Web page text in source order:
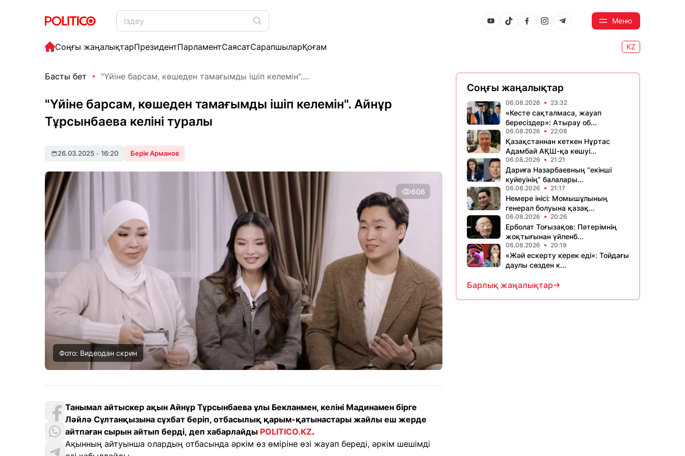
Меню
Соңғы жаңалықтарПрезидентПарламентСаясатСарапшыларҚоғам KZ
Басты бет "Үйіне барсам, көшеден тамағымды ішіп келемін"....
"Үйіне барсам, көшеден тамағымды ішіп келемін". Айнұр
Тұрсынбаева келіні туралы
26.03.2025 • 16:20 Берік Арманов
606
Фото: Видеодан скрин
Танымал айтыскер ақын Айнұр Тұрсынбаева ұлы Бекланмен, келіні Мадинамен бірге
Ләйлә Сұлтанқызына сұхбат беріп, отбасылық қарым-қатынастары жайлы еш жерде
айтпаған сырын айтып берді, деп хабарлайды POLITICO.KZ.
Ақынның айтуынша олардың отбасында әркім өз өміріне өзі жауап береді, әркім шешімді
Соңғы жаңалықтар
06.08.2026 23:32
«Кесте сақталмаса, жауап
бересіздер»: Атырау об...
06.08.2026 22:08
Қазақстаннан кеткен Нұртас
Адамбай АҚШ-қа көшуі...
06.08.2026 21:21
Дариға Назарбаевның “екінші
куйеуінің” балалары...
06.08.2026 21:17
Немере інісі: Момышұлының
генерал болуына қазақ...
06.08.2026 20:26
Ерболат Тоғызақов: Пәтерімнің
жоқтығынан үйленб...
06.08.2026 20:19
«Жәй ескерту керек еді»: Тойдағы
даулы сөзден к...
Барлық жаңалықтар